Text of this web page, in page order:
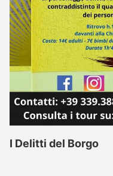
I Delitti del Borgo